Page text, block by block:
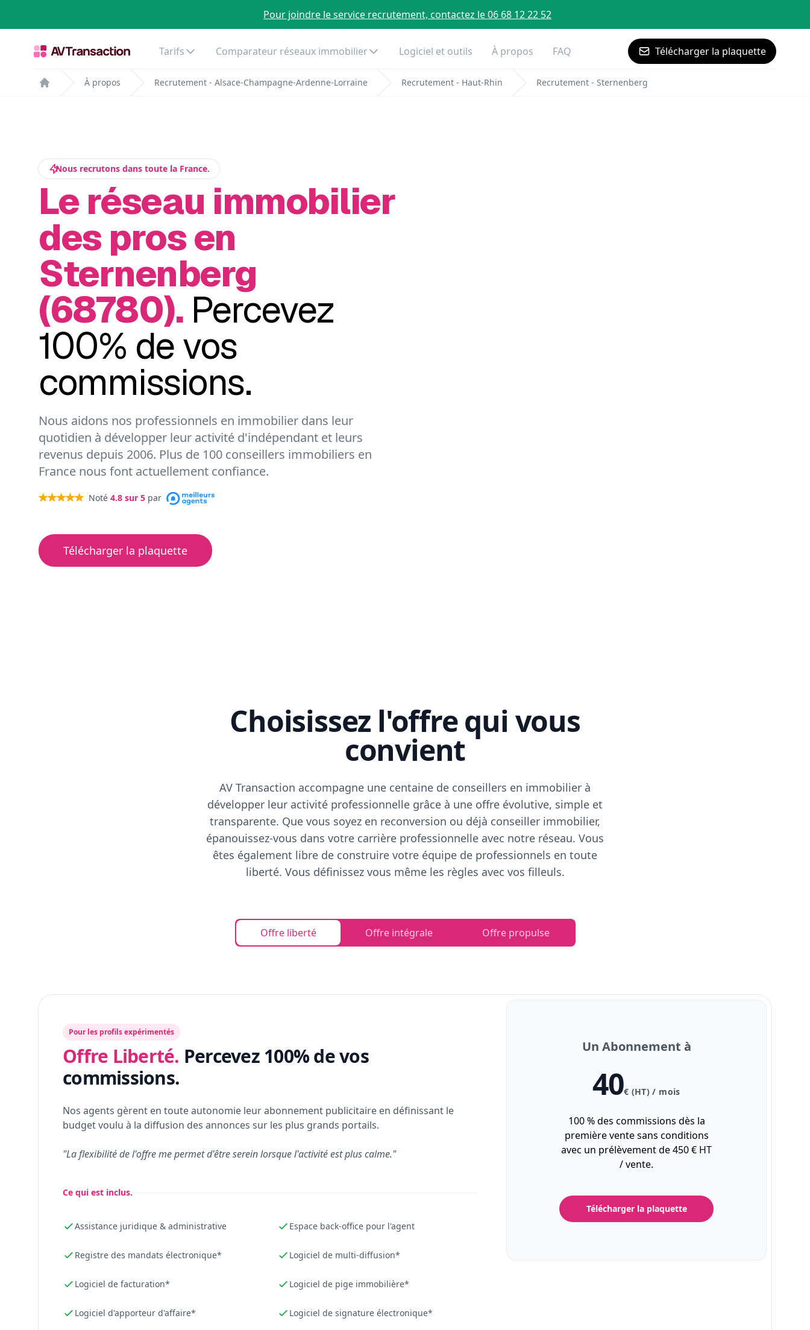
Pour joindre le service recrutement, contactez le 06 68 12 22 52
Tarifs Comparateur réseaux immobilier Logiciel et outils À propos FAQ Télécharger la plaquette
Home
À propos Recrutement - Alsace-Champagne-Ardenne-Lorraine Recrutement - Haut-Rhin Recrutement - Sternenberg
Nous recrutons dans toute la France.
Le réseau immobilier
des pros en
Sternenberg
(68780). Percevez
100% de vos
commissions.
Nous aidons nos professionnels en immobilier dans leur
quotidien à développer leur activité d'indépendant et leurs
revenus depuis 2006. Plus de 100 conseillers immobiliers en
France nous font actuellement confiance.
Noté 4.8 sur 5 par
Télécharger la plaquette
Choisissez l'offre qui vous
convient
AV Transaction accompagne une centaine de conseillers en immobilier à
développer leur activité professionnelle grâce à une offre évolutive, simple et
transparente. Que vous soyez en reconversion ou déjà conseiller immobilier,
épanouissez-vous dans votre carrière professionnelle avec notre réseau. Vous
êtes également libre de construire votre équipe de professionnels en toute
liberté. Vous définissez vous même les règles avec vos filleuls.
Offre liberté Offre intégrale Offre propulse
Pour les profils expérimentés
Offre Liberté. Percevez 100% de vos
commissions.
Nos agents gèrent en toute autonomie leur abonnement publicitaire en définissant le
budget voulu à la diffusion des annonces sur les plus grands portails.
"La flexibilité de l'offre me permet d'être serein lorsque l'activité est plus calme."
Ce qui est inclus.
Assistance juridique & administrative Espace back-office pour l'agent
Registre des mandats électronique* Logiciel de multi-diffusion*
Logiciel de facturation* Logiciel de pige immobilière*
Logiciel d'apporteur d'affaire* Logiciel de signature électronique*
Un Abonnement à
40€ (HT) / mois
100 % des commissions dès la
première vente sans conditions
avec un prélèvement de 450 € HT
/ vente.
Télécharger la plaquette